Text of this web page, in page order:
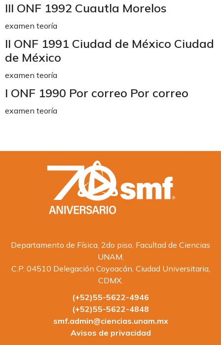
III ONF 1992 Cuautla Morelos
examen teoría
II ONF 1991 Ciudad de México Ciudad
de México
examen teoría
I ONF 1990 Por correo Por correo
examen teoría
Departamento de Física, 2do piso, Facultad de Ciencias
UNAM,
C.P. 04510 Delegación Coyoacán, Ciudad Universitaria,
CDMX.
(+52)55-5622-4946
(+52)55-5622-4848
smf.admin@ciencias.unam.mx
Avisos de privacidad